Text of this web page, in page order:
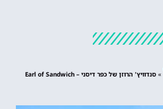
» סנדוויץ' הרוזן של כפר דיסני – Earl of Sandwich